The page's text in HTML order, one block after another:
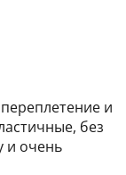
и
без
и очень